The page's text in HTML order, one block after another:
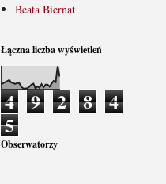
Beata Biernat
Łączna liczba wyświetleń
4 9 2 8 4
5
Obserwatorzy